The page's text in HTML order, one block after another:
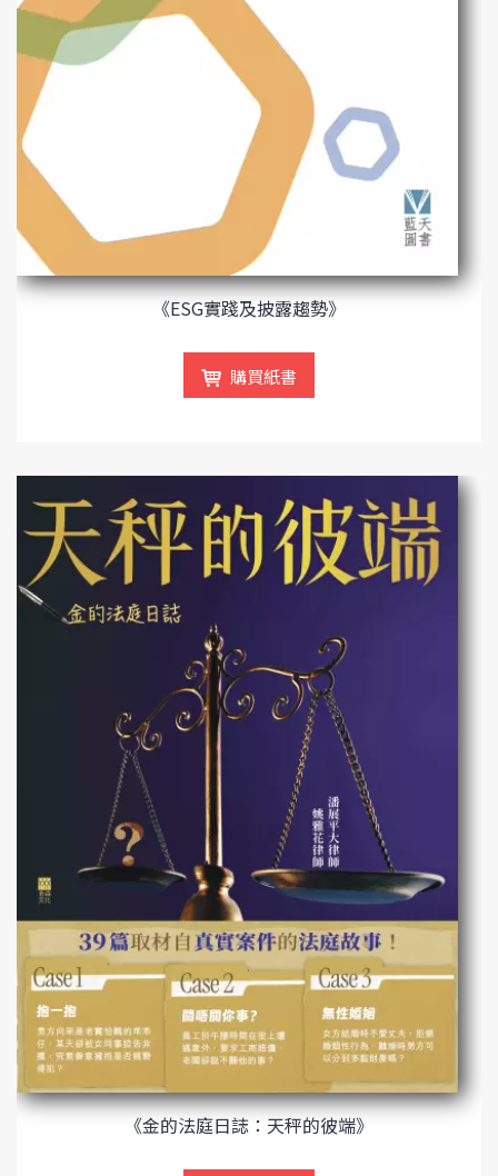
《ESG實踐及披露趨勢》
購買紙書
《金的法庭日誌：天秤的彼端》